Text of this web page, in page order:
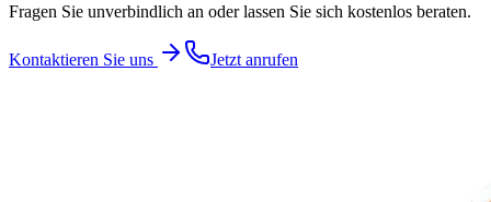
Fragen Sie unverbindlich an oder lassen Sie sich kostenlos beraten.
Kontaktieren Sie uns Jetzt anrufen